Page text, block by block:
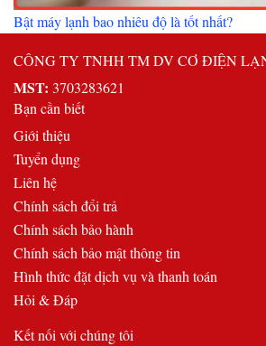
Bật máy lạnh bao nhiêu độ là tốt nhất?
CÔNG TY TNHH TM DV CƠ ĐIỆN
MST: 3703283621
Bạn cần biết
Giới thiệu
Tuyển dụng
Liên hệ
Chính sách đổi trả
Chính sách bảo hành
Chính sách bảo mật thông tin
Hình thức đặt dịch vụ và thanh toán
Hỏi & Đáp
Kết nối với chúng tôi